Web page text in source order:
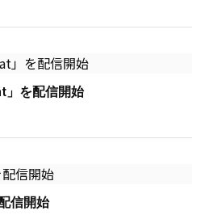
を配信開始
信開始